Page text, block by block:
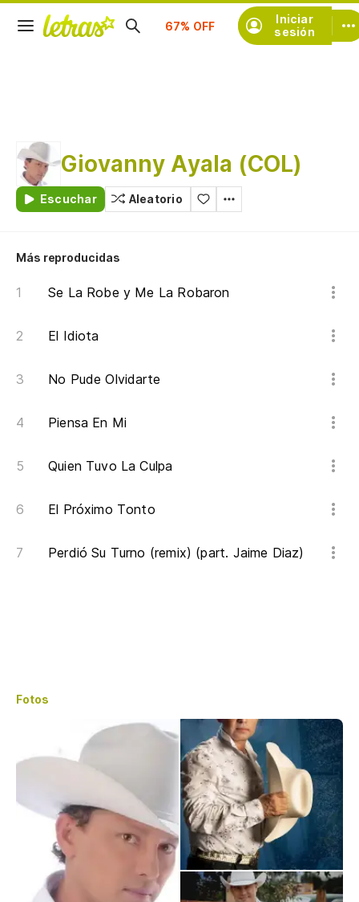
Iniciar
sesión
Suscríbete
Giovanny Ayala (COL)
Escuchar Aleatorio
Más reproducidas
Se La Robe y Me La Robaron
El Idiota
No Pude Olvidarte
Piensa En Mi
Quien Tuvo La Culpa
El Próximo Tonto
Perdió Su Turno (remix) (part. Jaime Diaz)
Fotos